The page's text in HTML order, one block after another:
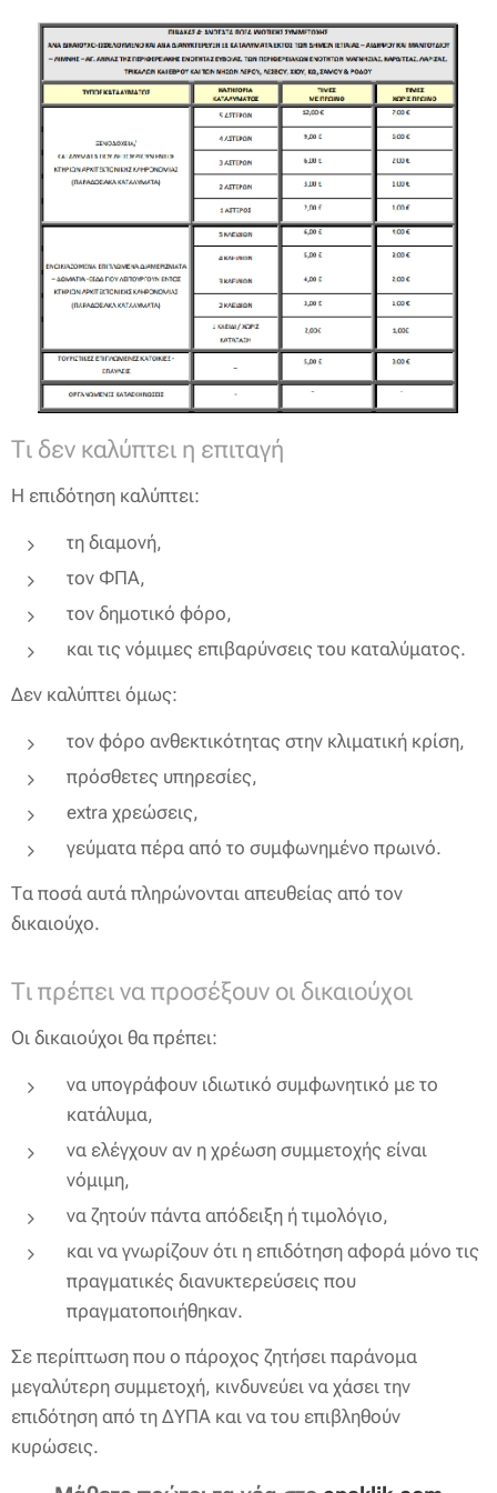
Τι δεν καλύπτει η επιταγή
Η επιδότηση καλύπτει:
τη διαμονή,
τον ΦΠΑ,
τον δημοτικό φόρο,
και τις νόμιμες επιβαρύνσεις του καταλύματος.
Δεν καλύπτει όμως:
τον φόρο ανθεκτικότητας στην κλιματική κρίση,
πρόσθετες υπηρεσίες,
extra χρεώσεις,
γεύματα πέρα από το συμφωνημένο πρωινό.
Τα ποσά αυτά πληρώνονται απευθείας από τον
δικαιούχο.
Τι πρέπει να προσέξουν οι δικαιούχοι
Οι δικαιούχοι θα πρέπει:
να υπογράφουν ιδιωτικό συμφωνητικό με το
κατάλυμα,
να ελέγχουν αν η χρέωση συμμετοχής είναι
νόμιμη,
να ζητούν πάντα απόδειξη ή τιμολόγιο,
και να γνωρίζουν ότι η επιδότηση αφορά μόνο τις
πραγματικές διανυκτερεύσεις που
πραγματοποιήθηκαν.
Σε περίπτωση που ο πάροχος ζητήσει παράνομα
μεγαλύτερη συμμετοχή, κινδυνεύει να χάσει την
επιδότηση από τη ΔΥΠΑ και να του επιβληθούν
κυρώσεις.